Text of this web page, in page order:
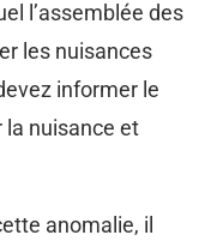
l’assemblée des
les nuisances
informer le
la nuisance et
anomalie, il